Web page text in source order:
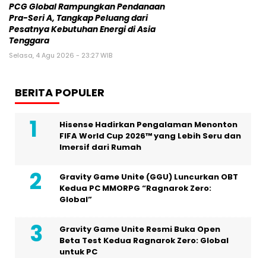
PCG Global Rampungkan Pendanaan
Pra-Seri A, Tangkap Peluang dari
Pesatnya Kebutuhan Energi di Asia
Tenggara
Selasa, 4 Agu 2026 - 23:27 WIB
BERITA POPULER
Hisense Hadirkan Pengalaman Menonton
FIFA World Cup 2026™ yang Lebih Seru dan
Imersif dari Rumah
Gravity Game Unite (GGU) Luncurkan OBT
Kedua PC MMORPG “Ragnarok Zero:
Global”
Gravity Game Unite Resmi Buka Open
Beta Test Kedua Ragnarok Zero: Global
untuk PC